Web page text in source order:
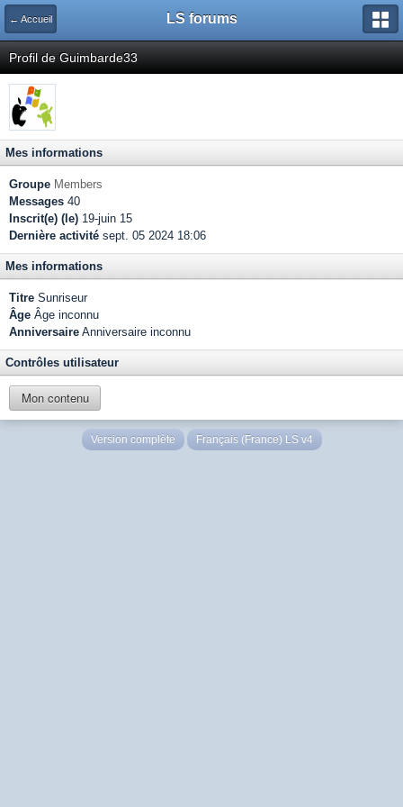
← Accueil LS forums
Profil de Guimbarde33
Mes informations
Groupe Members
Messages 40
Inscrit(e) (le) 19-juin 15
Dernière activité sept. 05 2024 18:06
Mes informations
Titre Sunriseur
Âge Âge inconnu
Anniversaire Anniversaire inconnu
Contrôles utilisateur
Mon contenu
Version complète Français (France) LS v4